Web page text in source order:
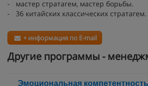
- мастер стратагем, мастер борьбы.
- 36 китайских классических стратагем.
+ информация по E-mail
Другие программы -
Эмоциональная